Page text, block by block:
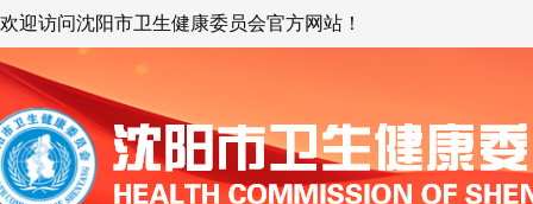
欢迎访问沈阳市卫生健康委员会官方网站！